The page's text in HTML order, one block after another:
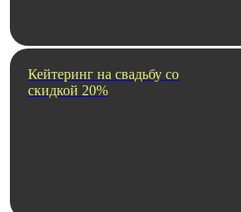
Кейтеринг на свадьбу со
скидкой 20%